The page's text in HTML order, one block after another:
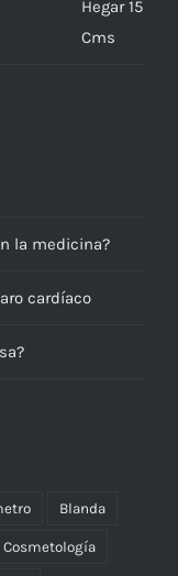
la medicina?
cardíaco
Blanda
Cosmetología